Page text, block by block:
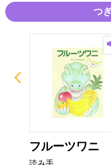
つ
フルーツワニ